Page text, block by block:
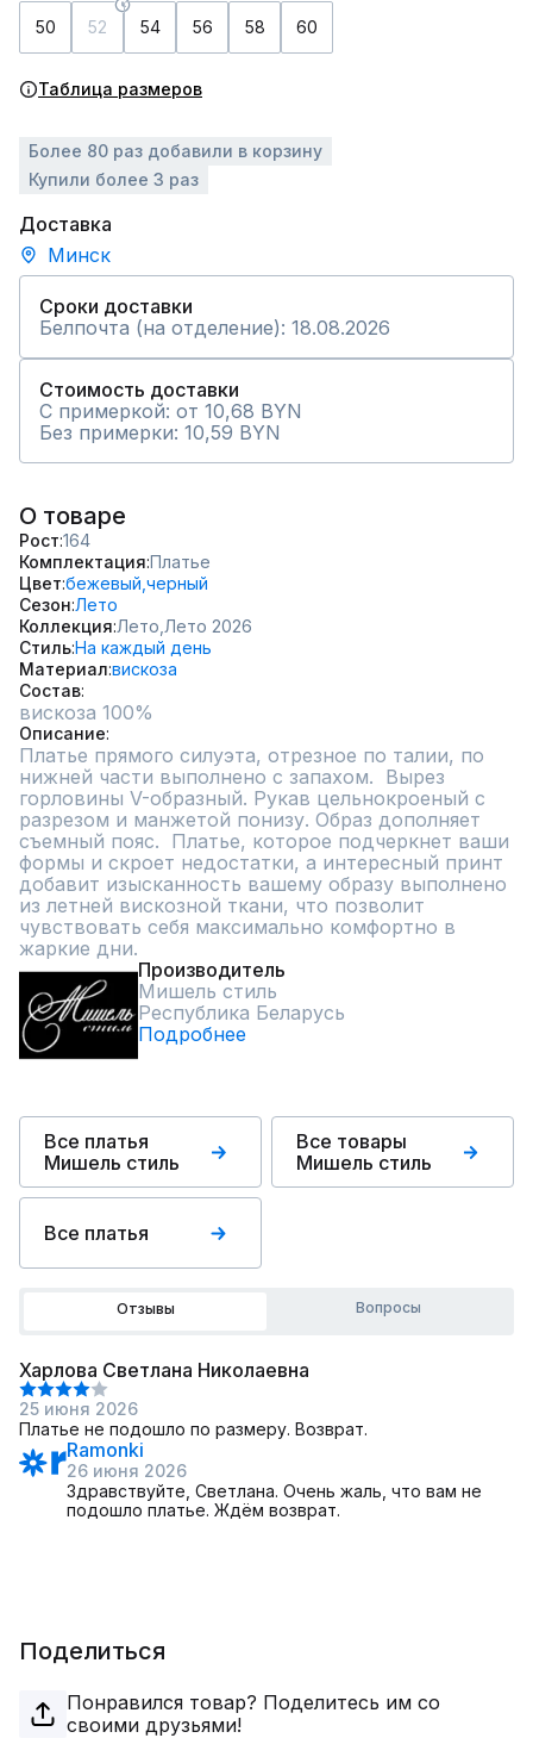
50 52 54 56 58 60
Таблица размеров
Более 80 раз добавили в корзину
Купили более 3 раз
Доставка
Минск
Сроки доставки
Белпочта (на отделение): 18.08.2026
Стоимость доставки
С примеркой: от 10,68 BYN
Без примерки: 10,59 BYN
О товаре
Рост 164
Комплектация Платье
Цвет бежевый, черный
Сезон Лето
Коллекция Лето, Лето 2026
СтильНа каждый день
Материал вискоза
Состав
вискоза 100%
Описание
Платье прямого силуэта, отрезное по талии, по
нижней части выполнено с запахом.  Вырез
горловины V-образный. Рукав цельнокроеный с
разрезом и манжетой понизу. Образ дополняет
съемный пояс.  Платье, которое подчеркнет ваши
формы и скроет недостатки, а интересный принт
добавит изысканность вашему образу выполнено
из летней вискозной ткани, что позволит
чувствовать себя максимально комфортно в
жаркие дни.
Производитель
Мишель стиль
Республика Беларусь
Подробнее
Все платья
Мишель стиль
Все товары
Мишель стиль
Все платья
Отзывы Вопросы
Харлова Светлана Николаевна
25 июня 2026
Платье не подошло по размеру. Возврат.
Ramonki
26 июня 2026
Здравствуйте, Светлана. Очень жаль, что вам не
подошло платье. Ждём возврат.
Поделиться
Понравился товар? Поделитесь им со
своими друзьями!